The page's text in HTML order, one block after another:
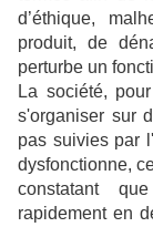
d’éthique,
produit, de
perturbe un
La société,
s'organiser sur
pas suivies par
dysfonctionne,
constatant
rapidement en